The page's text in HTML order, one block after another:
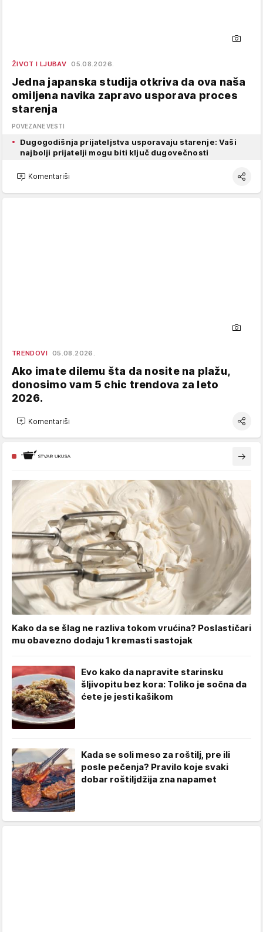
ŽIVOT I LJUBAV 05.08.2026.
Jedna japanska studija otkriva da ova naša
omiljena navika zapravo usporava proces
starenja
POVEZANE VESTI
Dugogodišnja prijateljstva usporavaju starenje: Vaši
najbolji prijatelji mogu biti ključ dugovečnosti
Komentariši
TRENDOVI 05.08.2026.
Ako imate dilemu šta da nosite na plažu,
donosimo vam 5 chic trendova za leto
2026.
Komentariši
Kako da se šlag ne razliva tokom vrućina? Poslastičari
mu obavezno dodaju 1 kremasti sastojak
Evo kako da napravite starinsku
šljivopitu bez kora: Toliko je sočna da
ćete je jesti kašikom
Kada se soli meso za roštilj, pre ili
posle pečenja? Pravilo koje svaki
dobar roštiljdžija zna napamet